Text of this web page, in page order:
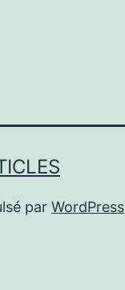
par WordPress